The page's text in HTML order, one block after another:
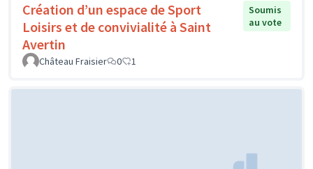
Création d’un espace de Sport
Loisirs et de convivialité à Saint
Avertin
Soumis
au vote
Château Fraisier 0 1